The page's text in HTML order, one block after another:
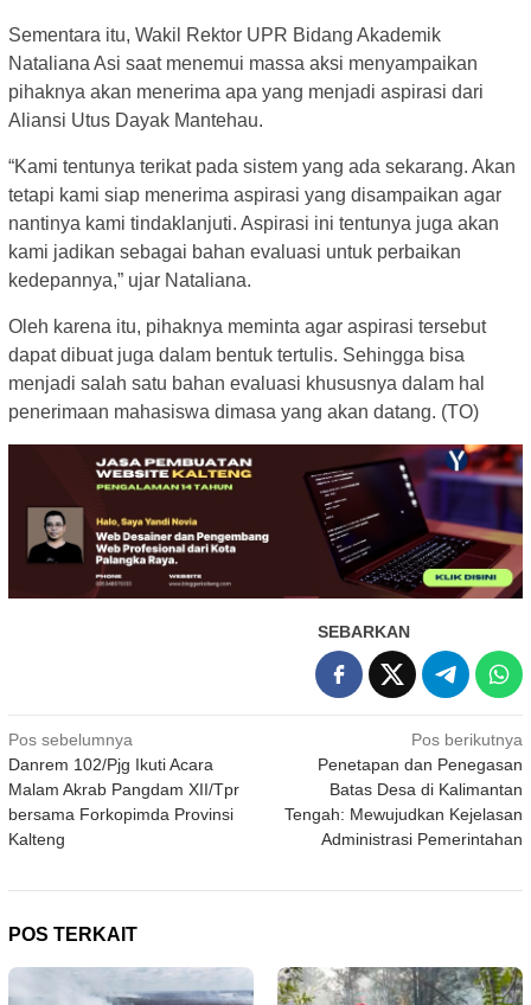
Sementara itu, Wakil Rektor UPR Bidang Akademik
Nataliana Asi saat menemui massa aksi menyampaikan
pihaknya akan menerima apa yang menjadi aspirasi dari
Aliansi Utus Dayak Mantehau.
“Kami tentunya terikat pada sistem yang ada sekarang. Akan
tetapi kami siap menerima aspirasi yang disampaikan agar
nantinya kami tindaklanjuti. Aspirasi ini tentunya juga akan
kami jadikan sebagai bahan evaluasi untuk perbaikan
kedepannya,” ujar Nataliana.
Oleh karena itu, pihaknya meminta agar aspirasi tersebut
dapat dibuat juga dalam bentuk tertulis. Sehingga bisa
menjadi salah satu bahan evaluasi khususnya dalam hal
penerimaan mahasiswa dimasa yang akan datang. (TO)
SEBARKAN
Navigasi
pos
Pos sebelumnya
Danrem 102/Pjg Ikuti Acara
Malam Akrab Pangdam XII/Tpr
bersama Forkopimda Provinsi
Kalteng
Pos berikutnya
Penetapan dan Penegasan
Batas Desa di Kalimantan
Tengah: Mewujudkan Kejelasan
Administrasi Pemerintahan
POS TERKAIT